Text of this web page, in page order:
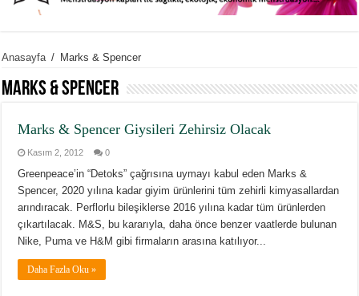
Anasayfa / Marks & Spencer
Marks & Spencer
Marks & Spencer Giysileri Zehirsiz Olacak
Kasım 2, 2012 0
Greenpeace’in “Detoks” çağrısına uymayı kabul eden Marks &
Spencer, 2020 yılına kadar giyim ürünlerini tüm zehirli kimyasallardan
arındıracak. Perflorlu bileşiklerse 2016 yılına kadar tüm ürünlerden
çıkartılacak. M&S, bu kararıyla, daha önce benzer vaatlerde bulunan
Nike, Puma ve H&M gibi firmaların arasına katılıyor...
Daha Fazla Oku »